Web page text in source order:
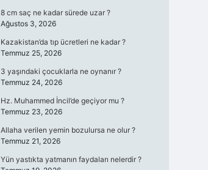
8 cm saç ne kadar sürede uzar ?
Ağustos 3, 2026
Kazakistan’da tıp ücretleri ne kadar ?
Temmuz 25, 2026
3 yaşındaki çocuklarla ne oynanır ?
Temmuz 24, 2026
Hz. Muhammed İncil’de geçiyor mu ?
Temmuz 23, 2026
Allaha verilen yemin bozulursa ne olur ?
Temmuz 21, 2026
Yün yastıkta yatmanın faydaları nelerdir ?